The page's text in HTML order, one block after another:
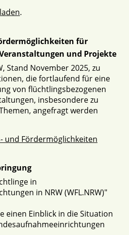
.
für
und Projekte
Stand November 2025, zu
die fortlaufend für eine
von flüchtlingsbezogenen
insbesondere zu
angefragt werden
und Fördermöglichkeiten
in
in NRW (WFL.NRW)"
einen Einblick in die Situation